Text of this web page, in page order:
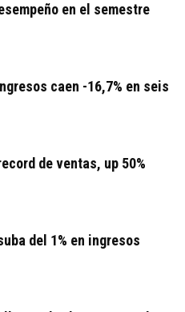
en el semestre
caen -16,7% en seis
de ventas, up 50%
del 1% en ingresos